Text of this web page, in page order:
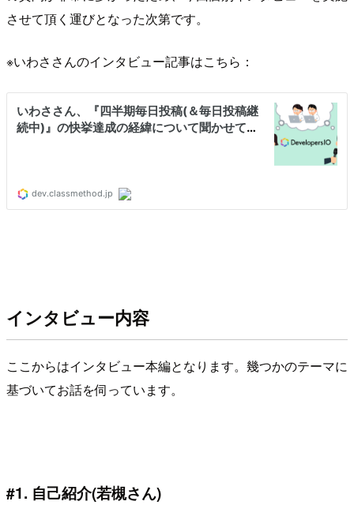
させて頂く運びとなった次第です。
※いわささんのインタビュー記事はこちら：
インタビュー内容
ここからはインタビュー本編となります。幾つかのテーマに
基づいてお話を伺っています。
#1. 自己紹介(若槻さん)